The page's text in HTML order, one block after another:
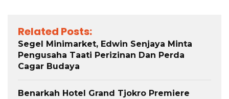
Related Posts:
Segel Minimarket, Edwin Senjaya Minta
Pengusaha Taati Perizinan Dan Perda
Cagar Budaya
Benarkah Hotel Grand Tjokro Premiere